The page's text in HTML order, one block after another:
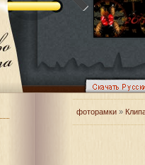
фоторамки »